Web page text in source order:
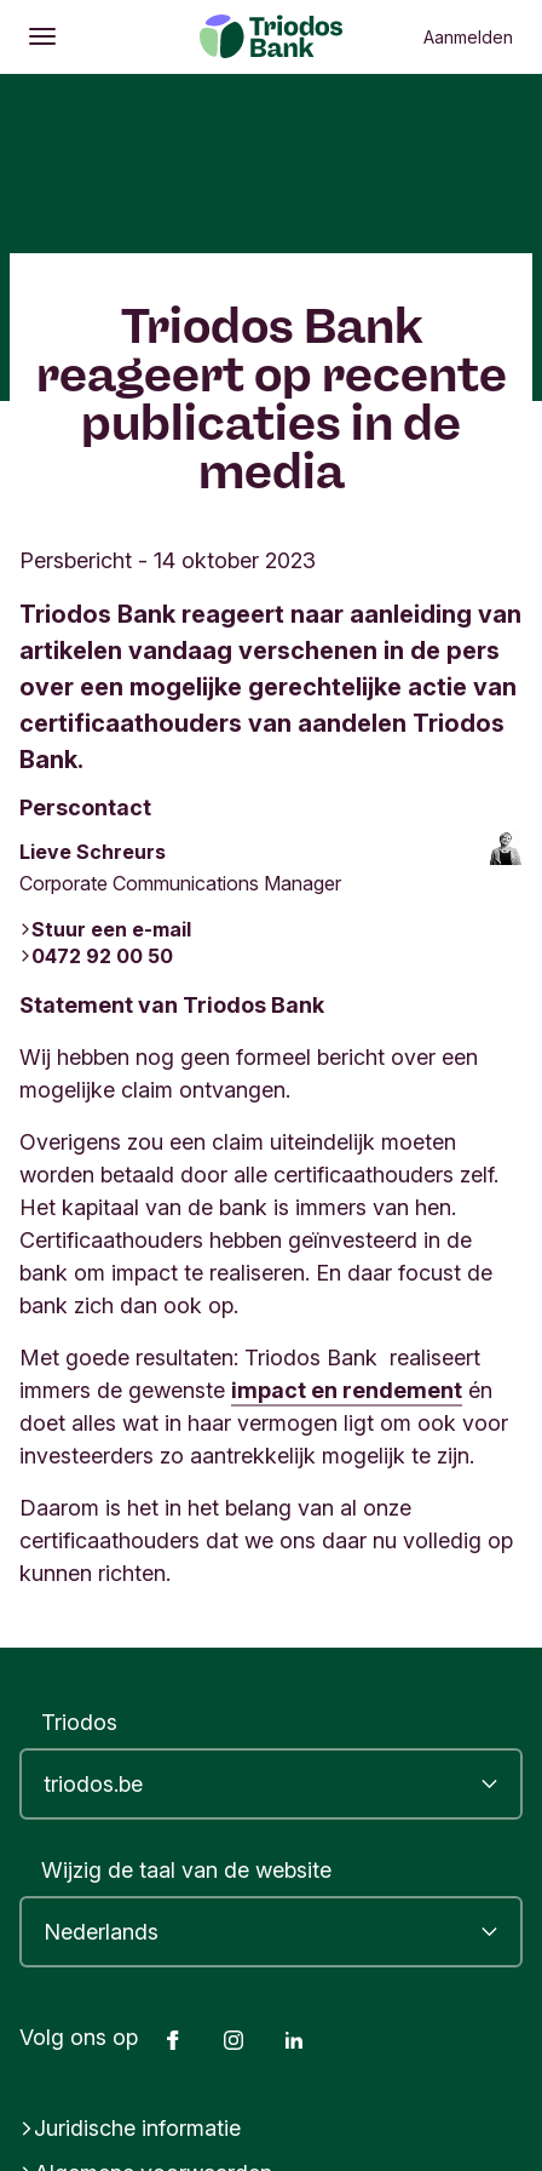
Openen
Hoofdmenu Aanmelden
Triodos Bank
reageert op recente
publicaties in de
media
Persbericht - 14 oktober 2023
Triodos Bank reageert naar aanleiding van
artikelen vandaag verschenen in de pers
over een mogelijke gerechtelijke actie van
certificaathouders van aandelen Triodos
Bank.
Perscontact
Lieve Schreurs
Corporate Communications Manager
Stuur een e-mail
0472 92 00 50
Statement van Triodos Bank
Wij hebben nog geen formeel bericht over een
mogelijke claim ontvangen.
Overigens zou een claim uiteindelijk moeten
worden betaald door alle certificaathouders zelf.
Het kapitaal van de bank is immers van hen.
Certificaathouders hebben geïnvesteerd in de
bank om impact te realiseren. En daar focust de
bank zich dan ook op.
Met goede resultaten: Triodos Bank realiseert
immers de gewenste impact en rendement én
doet alles wat in haar vermogen ligt om ook voor
investeerders zo aantrekkelijk mogelijk te zijn.
Daarom is het in het belang van al onze
certificaathouders dat we ons daar nu volledig op
kunnen richten.
Triodos
Wijzig de taal van de website
Volg ons op FacebookInstagram
Juridische informatie